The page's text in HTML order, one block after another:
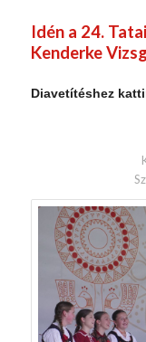
Idén a 24.
Kenderke
Diavetítéshez